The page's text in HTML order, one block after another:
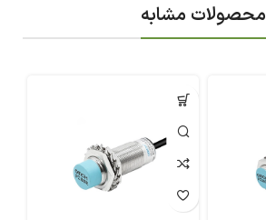
محصولات مشابه